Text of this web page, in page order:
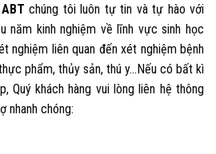
chúng tôi luôn tự tin và tự hào với
năm kinh nghiệm về lĩnh vực sinh học
nghiệm liên quan đến xét nghiệm bệnh
phẩm, thủy sản, thú y…Nếu có bất kì
Quý khách hàng vui lòng liên hệ thông
nhanh chóng: